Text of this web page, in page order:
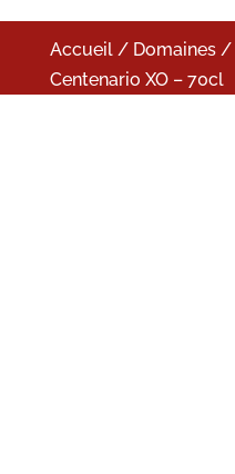
Accueil/ Domaines/
Centenario XO – 70cl